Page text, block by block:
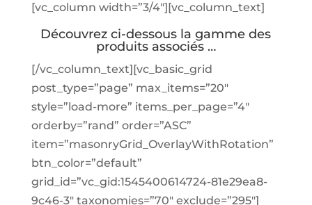
[vc_column width=”3/4″][vc_column_text]
Découvrez ci-dessous la gamme des
produits associés …
[/vc_column_text][vc_basic_grid
post_type=”page” max_items=”20″
style=”load-more” items_per_page=”4″
orderby=”rand” order=”ASC”
item=”masonryGrid_OverlayWithRotation”
btn_color=”default”
grid_id=”vc_gid:1545400614724-81e29ea8-
9c46-3″ taxonomies=”70″ exclude=”295″]